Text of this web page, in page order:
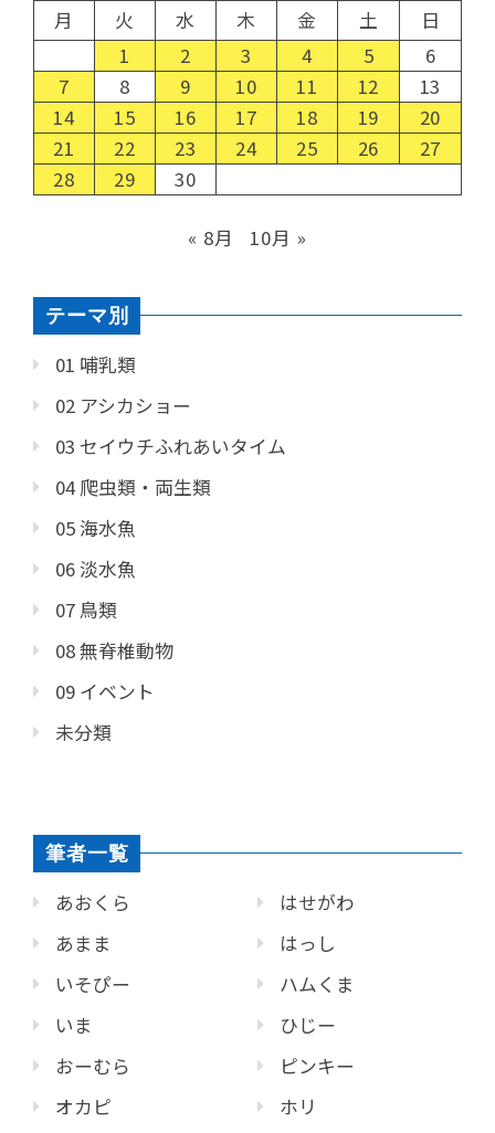
月 火 水 木 金 土
日
1
2 3 4 5
6
7
8 9 10 11 12
13
14
15 16 17 18 19
20
21
22 23 24 25 26
27
28
29 30
« 8月 10月 »
テーマ別
01 哺乳類
02 アシカショー
03 セイウチふれあいタイム
04 爬虫類・両生類
05 海水魚
06 淡水魚
07 鳥類
08 無脊椎動物
09 イベント
未分類
筆者一覧
あおくら
あまま
いそぴー
いま
おーむら
オカピ
はせがわ
はっし
ハムくま
ひじー
ピンキー
ホリ